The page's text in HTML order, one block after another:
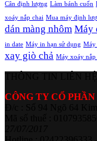
Cân định lượng Làm bánh cuốn
xoáy nắp chai Mua máy định
dán màng nhôm Máy
in date Máy in hạn sử dụng Máy
xay giò chả Máy xoáy nắp
CÔNG TY CỔ